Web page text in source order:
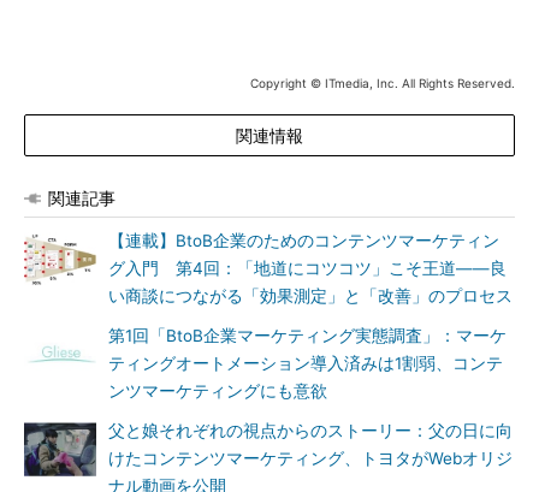
Copyright © ITmedia, Inc. All Rights Reserved.
関連情報
関連記事
【連載】BtoB企業のためのコンテンツマーケティン
グ入門 第4回：「地道にコツコツ」こそ王道――良
い商談につながる「効果測定」と「改善」のプロセス
第1回「BtoB企業マーケティング実態調査」：マーケ
ティングオートメーション導入済みは1割弱、コンテ
ンツマーケティングにも意欲
父と娘それぞれの視点からのストーリー：父の日に向
けたコンテンツマーケティング、トヨタがWebオリジ
ナル動画を公開